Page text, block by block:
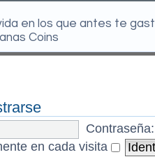
en los que antes te
Coins
Contraseña:
en cada visita